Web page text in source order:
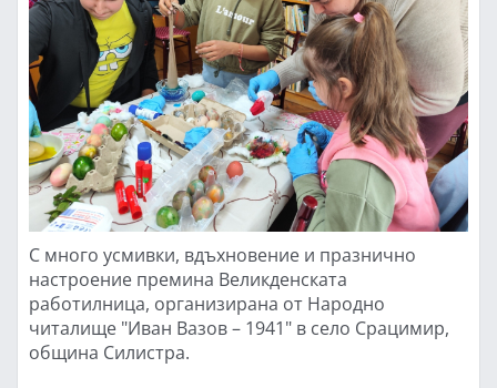
С много усмивки, вдъхновение и празнично
настроение премина Великденската
работилница, организирана от Народно
читалище "Иван Вазов – 1941" в село Срацимир,
община Силистра.